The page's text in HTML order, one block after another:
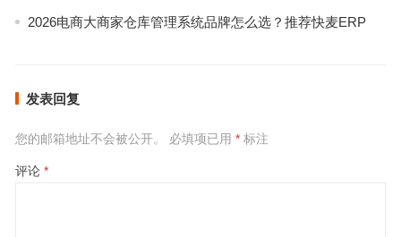
2026电商大商家仓库管理系统品牌怎么选？推荐快麦ERP
发表回复
您的邮箱地址不会被公开。 必填项已用 *标注
评论 *